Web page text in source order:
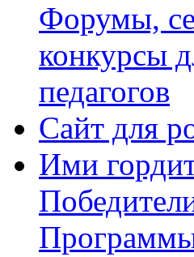
Форумы,
конкурсы
педагогов
Сайт для
Ими